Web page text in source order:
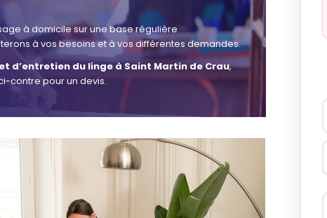
à domicile sur une base régulière
à vos besoins et à vos différentes demandes.
d’entretien du linge à Saint Martin de Crau,
contre pour un devis.